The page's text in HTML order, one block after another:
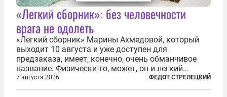
«Легкий сборник»: без человечности
врага не одолеть
«Легкий сборник» Марины Ахмедовой, который
выходит 10 августа и уже доступен для
предзаказа, имеет, конечно, очень обманчивое
название. Физически-то, может, он и легкий
относительно. Но метафизически —
безотносительно тяжелый. Десять рассказов,
7 августа 2026 ФЕДОТ СТРЕЛЕЦКИЙ